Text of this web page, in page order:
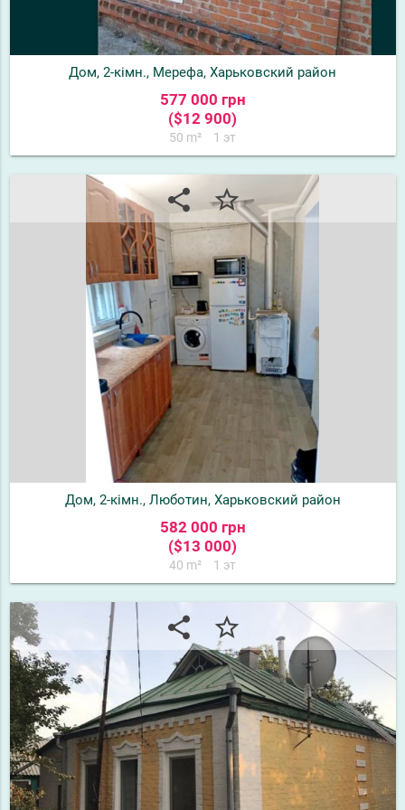
Дом, 2-кімн., Мерефа, Харьковский район
577 000 грн
($12 900)
50 m² 1 эт
share star_border
Дом, 2-кімн., Люботин, Харьковский район
582 000 грн
($13 000)
40 m² 1 эт
share star_border